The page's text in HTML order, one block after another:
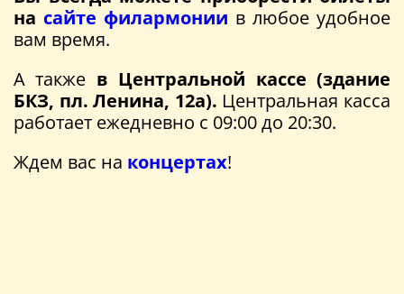
на сайте филармонии в любое удобное
вам время.
А также в Центральной кассе (здание
БКЗ, пл. Ленина, 12а). Центральная касса
работает ежедневно с 09:00 до 20:30.
Ждем вас на концертах!